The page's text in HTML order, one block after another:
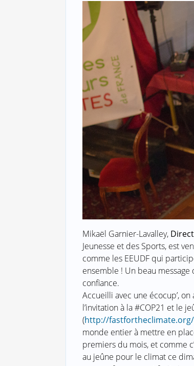
Mikaël Garnier-Lavalley,
Jeunesse et des Sports, est
comme les EEUDF qui
ensemble ! Un beau message
confiance.
Accueilli avec une écocup’,
l’invitation à la #COP21 et le
(http://
monde entier à mettre en
premiers du mois, et comme
au jeûne pour le climat ce